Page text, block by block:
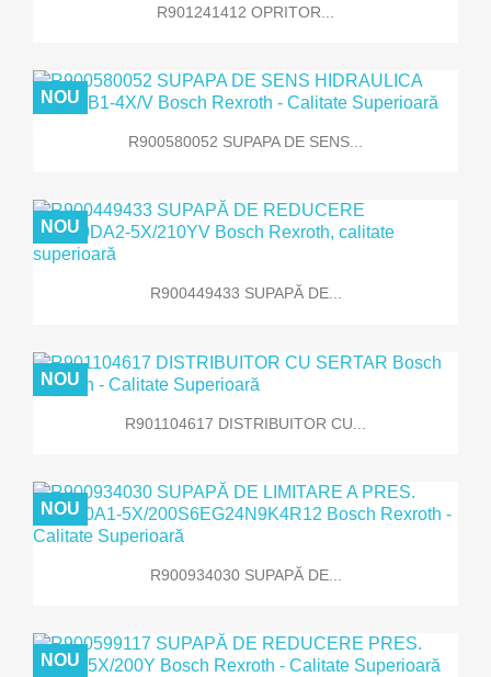
R901241412 OPRITOR...
R900580052 SUPAPA DE SENS...
NOU
R900449433 SUPAPĂ DE...
NOU
R901104617 DISTRIBUITOR CU...
NOU
R900934030 SUPAPĂ DE...
NOU
NOU